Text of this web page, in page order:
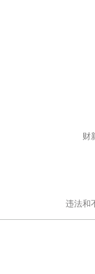
财
违法和